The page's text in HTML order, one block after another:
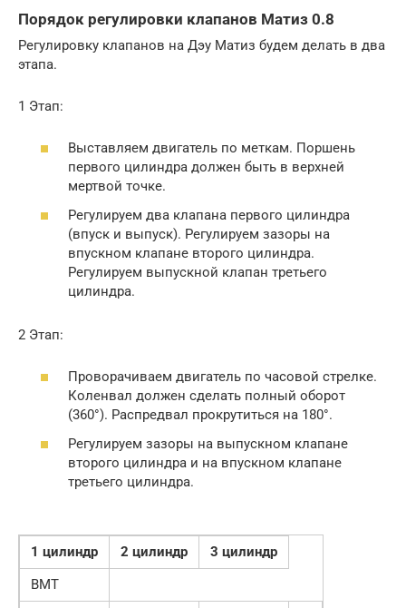
Порядок регулировки клапанов Матиз 0.8
Регулировку клапанов на Дэу Матиз будем делать в два
этапа.
1 Этап:
Выставляем двигатель по меткам. Поршень
первого цилиндра должен быть в верхней
мертвой точке.
Регулируем два клапана первого цилиндра
(впуск и выпуск). Регулируем зазоры на
впускном клапане второго цилиндра.
Регулируем выпускной клапан третьего
цилиндра.
2 Этап:
Проворачиваем двигатель по часовой стрелке.
Коленвал должен сделать полный оборот
(360°). Распредвал прокрутиться на 180°.
Регулируем зазоры на выпускном клапане
второго цилиндра и на впускном клапане
третьего цилиндра.
1 цилиндр 2 цилиндр
3 цилиндр
ВМТ